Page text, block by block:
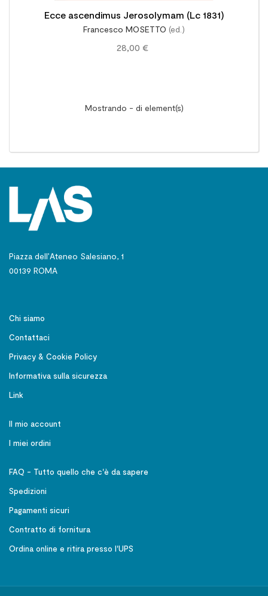
Ecce ascendimus Jerosolymam (Lc 1831)
Francesco MOSETTO (ed.)
28,00 €
Mostrando - di element(s)
Piazza dell’Ateneo Salesiano, 1
00139 ROMA
Chi siamo
Contattaci
Privacy & Cookie Policy
Informativa sulla sicurezza
Link
Il mio account
I miei ordini
FAQ - Tutto quello che c'è da sapere
Spedizioni
Pagamenti sicuri
Contratto di fornitura
Ordina online e ritira presso l'UPS